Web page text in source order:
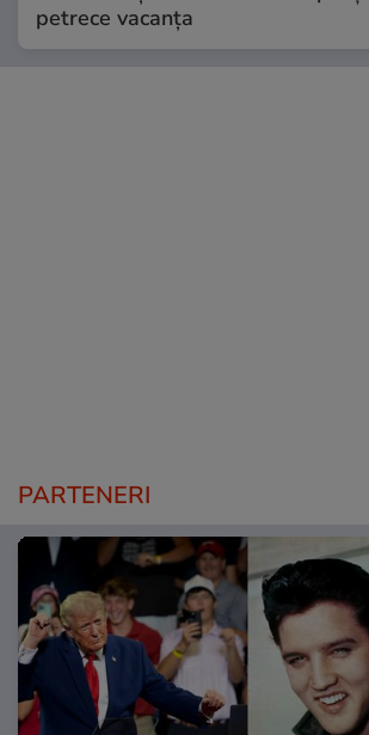
petrece vacanța
PARTENERI